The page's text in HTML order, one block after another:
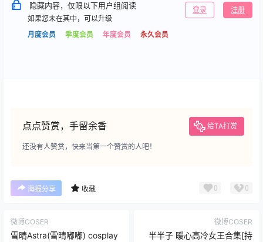
隐藏内容，仅限以下用户组阅读
如果您未在其中，可以升级
月度会员
季度会员 年度会员 永久会员
登录 注册
点点赞赏，手留余香 给TA打赏
还没有人赞赏，快来当第一个赞赏的人吧！
海报分享 收藏 0 0
微博COSER
雪晴Astra(雪晴嘟嘟) cosplay
微博COSER
半半子 暖心高冷女王合集[持